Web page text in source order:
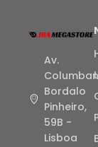
Av.
Bordalo
Pinheiro,
59B -
Lisboa